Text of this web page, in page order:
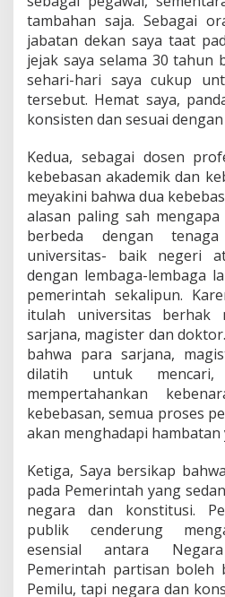
tambahan saja. Sebagai
jabatan dekan saya taat
jejak saya selama 30 tahun
sehari-hari saya cukup
tersebut. Hemat saya,
konsisten dan sesuai
Kedua, sebagai dosen
kebebasan akademik dan
meyakini bahwa dua
alasan paling sah
berbeda dengan
universitas- baik negeri
dengan lembaga-lembaga
pemerintah sekalipun.
itulah universitas berhak
sarjana, magister dan
bahwa para sarjana,
dilatih untuk mencari,
mempertahankan
kebebasan, semua proses
akan menghadapi
Ketiga, Saya bersikap
pada Pemerintah yang
negara dan konstitusi.
publik cenderung
esensial antara
Pemerintah partisan boleh
Pemilu, tapi negara dan